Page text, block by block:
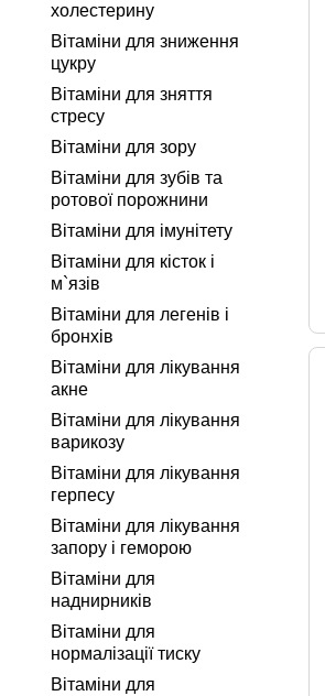
холестерину
Вітаміни для зниження
цукру
Вітаміни для зняття
стресу
Вітаміни для зору
Вітаміни для зубів та
ротової порожнини
Вітаміни для імунітету
Вітаміни для кісток і
м`язів
Вітаміни для легенів і
бронхів
Вітаміни для лікування
акне
Вітаміни для лікування
варикозу
Вітаміни для лікування
герпесу
Вітаміни для лікування
запору і геморою
Вітаміни для
наднирників
Вітаміни для
нормалізації тиску
Вітаміни для